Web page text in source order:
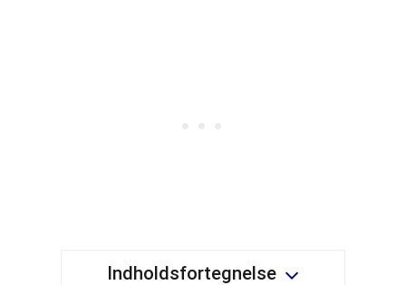
Indholdsfortegnelse